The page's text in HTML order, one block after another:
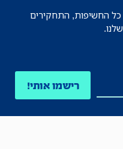
כל החשיפות, התחקירים
רישמו אותי!